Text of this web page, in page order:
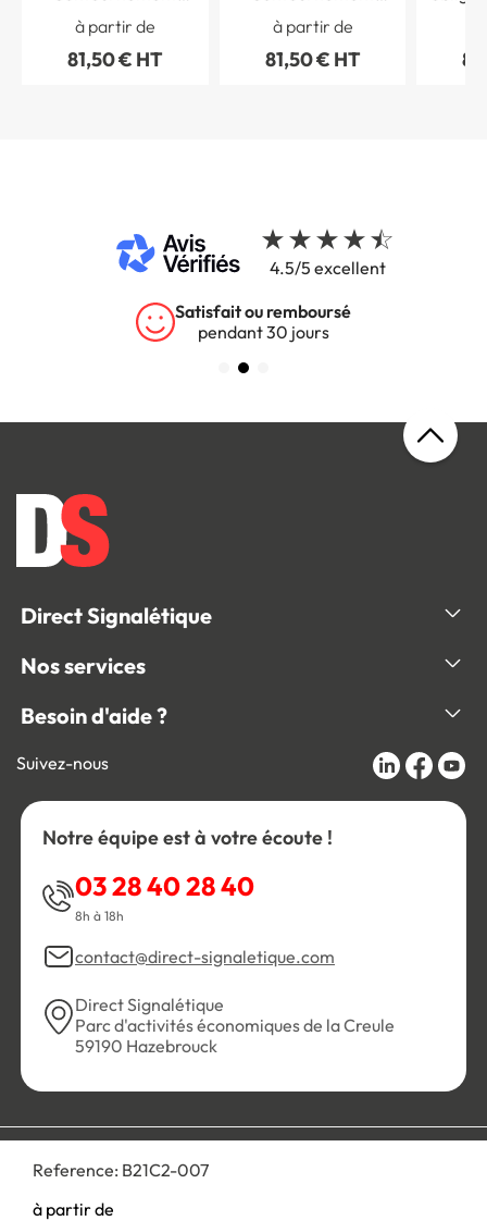
Reference: B21C2-007
à partir de
obligatoire par la
droite - B21a1
à partir de
81,50 € HT
obligatoire par la
gauche - B21a2
à partir de
81,50 € HT
4.5/5 excellent
Satisfait ou remboursé
pendant 30 jours
Direct Signalétique
Nos services
Besoin d'aide ?
Suivez-nous
Notre équipe est à votre écoute !
03 28 40 28 40
8h à 18h
contact@direct-signaletique.com
Direct Signalétique
Parc d'activités économiques de la Creule
59190 Hazebrouck
Personnaliser les cookies